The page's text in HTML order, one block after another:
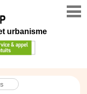
urbanisme